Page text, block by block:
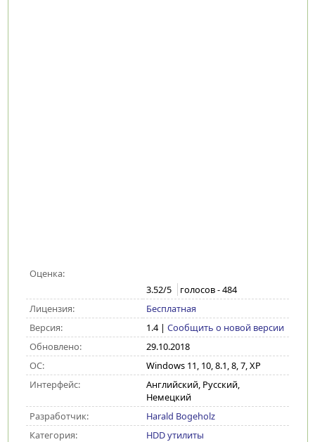
Оценка:
3.52/5 голосов -484
Лицензия:
Бесплатная
Версия:
1.4| Сообщить о новой версии
Обновлено:
29.10.2018
ОС:
Windows 11, 10, 8.1, 8, 7, XP
Интерфейс:
Английский, Русский,
Немецкий
Разработчик:
Harald Bogeholz
Категория:
HDD утилиты